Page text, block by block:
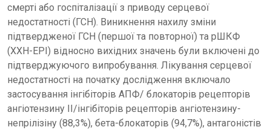
смерті або госпіталізації з приводу серцевої
недостатності (ГСН). Виникнення нахилу зміни
підтвердженої ГСН (першої та повторної) та рШКФ
(ХХН-EPI) відносно вихідних значень були включені до
підтверджуючого випробування. Лікування серцевої
недостатності на початку дослідження включало
застосування інгібіторів АПФ/ блокаторів рецепторів
ангіотензину II/інгібіторів рецепторів ангіотензину-
непрілізіну (88,3%), бета-блокаторів (94,7%), антагоністів